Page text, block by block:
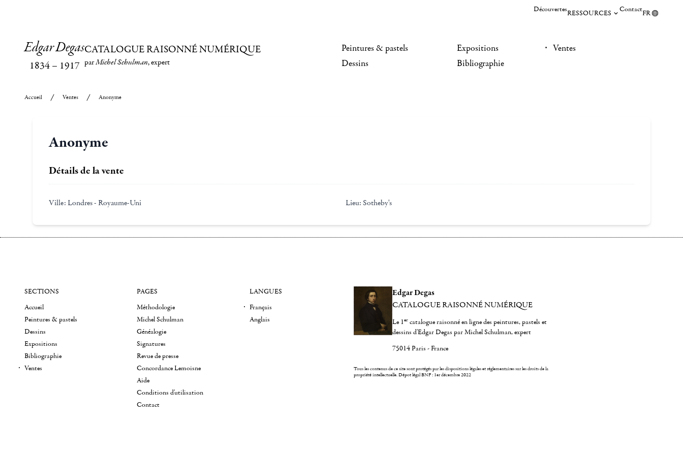
DécouvertesRESSOURCES ContactFR
Edgar Degas
1834– 1917
CATALOGUE RAISONNÉ NUMÉRIQUE
parMichel Schulman, expert
Peintures & pastels
Dessins
Expositions
Bibliographie
Ventes
Accueil Ventes Anonyme
Anonyme
Détails de la vente
Ville: Londres - Royaume-Uni Lieu: Sotheby's
Edgar Degas
CATALOGUE RAISONNÉ NUMÉRIQUE
Le 1er catalogue raisonné en ligne des peintures, pastels et
dessins d'Edgar Degas par Michel Schulman, expert
75014 Paris - France
Tous les contenus de ce site sont protégés par les dispositions légales et réglementaires sur les droits de la
propriété intellectuelle.Dépot légal BNF : 1er décembre 2022
SECTIONS
Accueil
Peintures & pastels
Dessins
Expositions
Bibliographie
Ventes
PAGES
Méthodologie
Michel Schulman
Généalogie
Signatures
Revue de presse
Concordance Lemoisne
Aide
Conditions d'utilisation
Contact
LANGUES
Français
Anglais